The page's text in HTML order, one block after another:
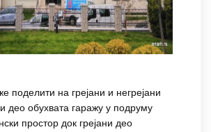
поделити на грејани и негрејани
део обухвата гаражу у подруму
простор док грејани део